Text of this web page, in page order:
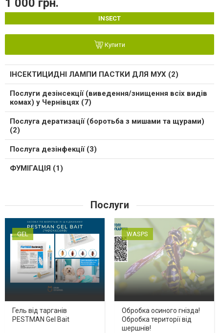
1 000 грн.
INSECT
Купити
ІНСЕКТИЦИДНІ ЛАМПИ ПАСТКИ ДЛЯ МУХ (2)
Послуги дезінсекції (виведення/знищення всіх видів
комах) у Чернівцях (7)
Послуга дератизації (боротьба з мишами та щурами)
(2)
Послуга дезінфекції (3)
ФУМІГАЦІЯ (1)
Послуги
GEL
Гель від тарганів
PESTMAN Gel Bait
WASPS
Обробка осиного гнізда!
Обробка території від
шершнів!